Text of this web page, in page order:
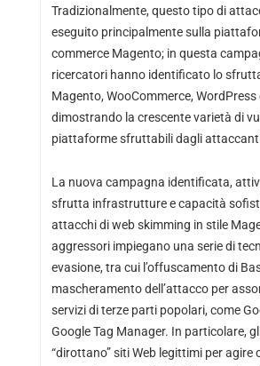
Tradizionalmente, questo tipo di
eseguito principalmente sulla
commerce Magento; in questa
ricercatori hanno identificato lo
Magento, WooCommerce, WordPress
dimostrando la crescente varietà di
piattaforme sfruttabili dagli
La nuova campagna identificata,
sfrutta infrastrutture e capacità
attacchi di web skimming in stile
aggressori impiegano una serie di
evasione, tra cui l’offuscamento di
mascheramento dell’attacco per
servizi di terze parti popolari, come
Google Tag Manager. In particolare,
“dirottano” siti Web legittimi per agire